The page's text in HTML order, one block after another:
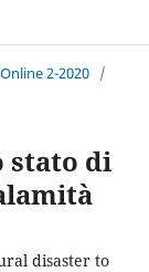
2-2020 /
stato di
disaster to